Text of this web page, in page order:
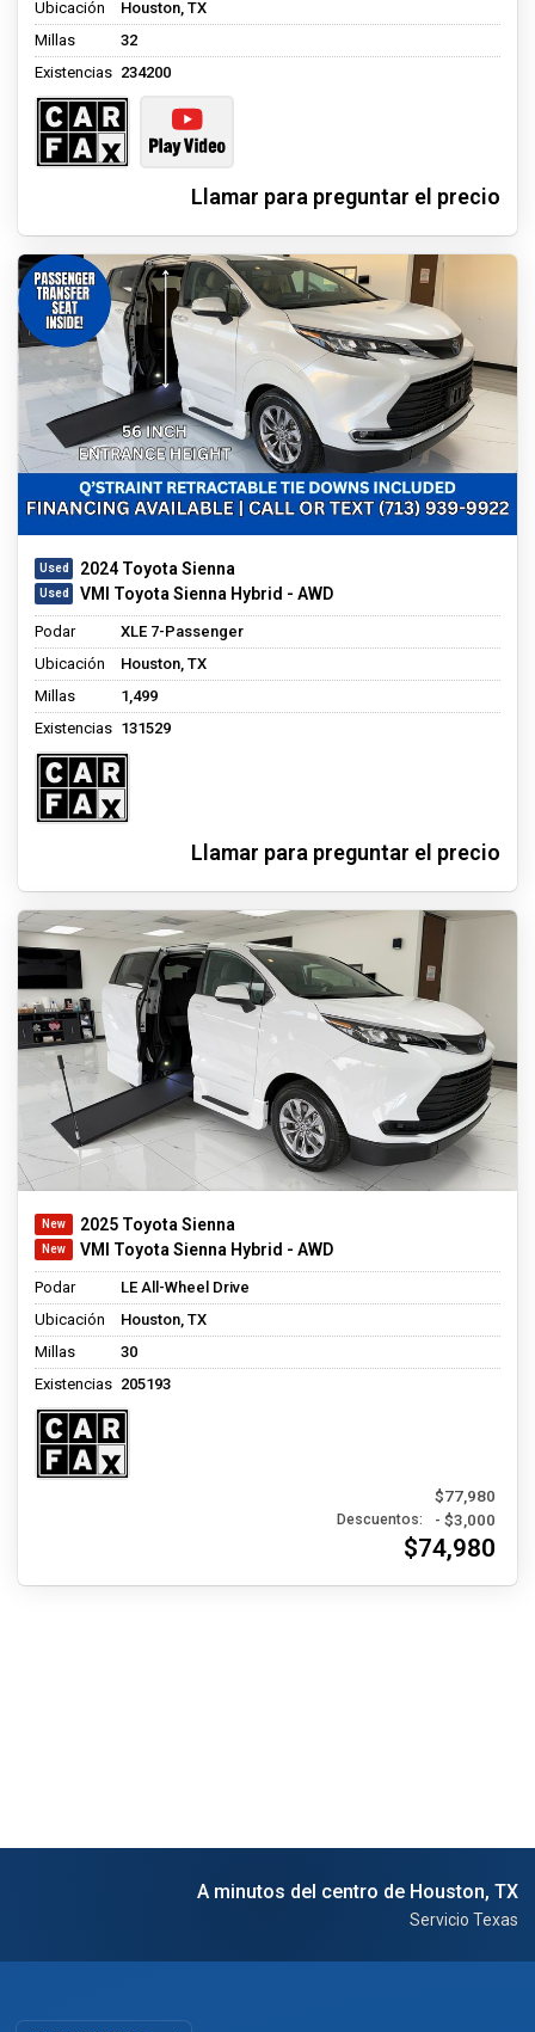
Ubicación
Houston, TX
Millas
32
Existencias 234200
Llamar para preguntar el precio
2024 Toyota Sienna
VMI Toyota Sienna Hybrid - AWD
Podar
XLE 7-Passenger
Ubicación
Houston, TX
Millas
1,499
Existencias 131529
Llamar para preguntar el precio
2025 Toyota Sienna
VMI Toyota Sienna Hybrid - AWD
Podar
LE All-Wheel Drive
Ubicación
Houston, TX
Millas
30
Existencias 205193
$77,980
Descuentos: - $3,000
$74,980
A minutos del centro de Houston, TX
Servicio Texas